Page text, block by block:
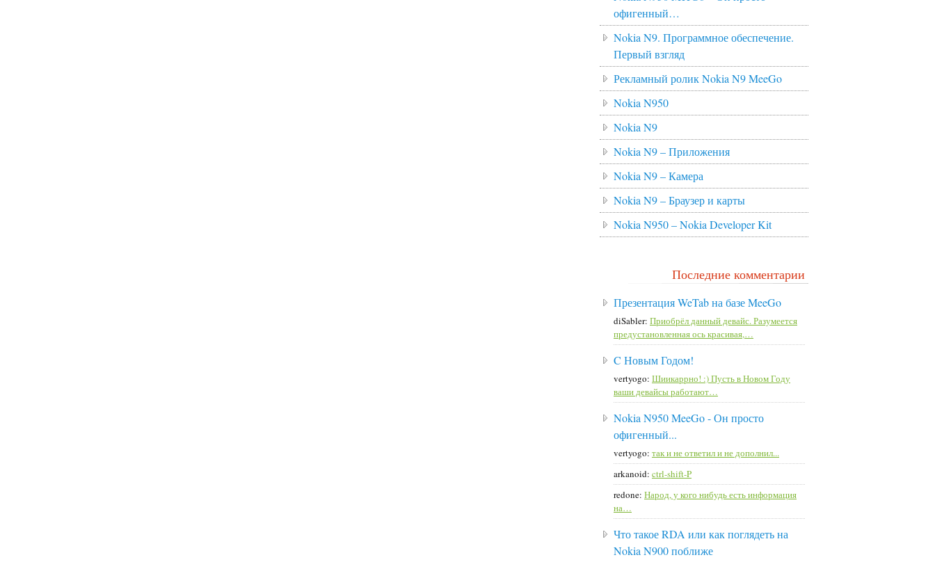
офигенный…
Nokia N9. Программное обеспечение.
Первый взгляд
Рекламный ролик Nokia N9 MeeGo
Nokia N950
Nokia N9
Nokia N9 – Приложения
Nokia N9 – Камера
Nokia N9 – Браузер и карты
Nokia N950 – Nokia Developer Kit
Последние комментарии
Презентация WeTab на базе MeeGo
diSabler: Приобрёл данный девайс. Разумеется
предустановленная ось красивая,…
C Новым Годом!
vertyogo: Шиикаррно! :) Пусть в Новом Году
ваши девайсы работают…
Nokia N950 MeeGo - Он просто
офигенный...
vertyogo: так и не ответил и не дополнил...
arkanoid: ctrl-shift-P
redone: Народ, у кого нибудь есть информация
на…
Что такое RDA или как поглядеть на
Nokia N900 поближе